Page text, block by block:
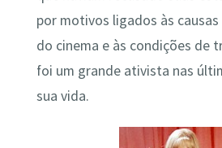
por motivos ligados às
do cinema e às condições de
foi um grande ativista nas
sua vida.